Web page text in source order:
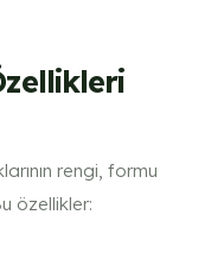
rengi, formu
özellikler: